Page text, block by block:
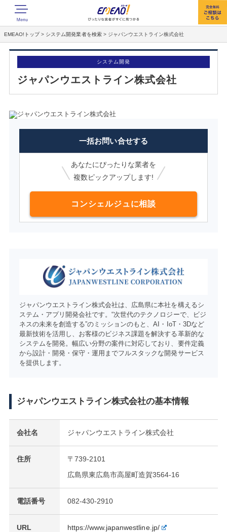
EMEAO!トップ > システム開発業者を検索 > ジャパンウエストライン株式会社
システム開発
ジャパンウエストライン株式会社
一括お問い合せする
あなたにぴったりな業者を
複数ピックアップします!
コンシェルジュに相談
ジャパンウエストライン株式会社は、広島県に本社を構えるシ
ステム・アプリ開発会社です。“次世代のテクノロジーで、ビジ
ネスの未来を創造する”のミッションのもと、AI・IoT・3Dなど
最新技術を活用し、お客様のビジネス課題を解決する革新的な
システムを開発。幅広い分野の案件に対応しており、要件定義
から設計・開発・保守・運用までフルスタックな開発サービス
を提供します。
ジャパンウエストライン株式会社の基本情報
会社名 ジャパンウエストライン株式会社
住所
〒739-2101
広島県東広島市高屋町造賀3564-16
電話番号 082-430-2910
URL https://www.japanwestline.jp/